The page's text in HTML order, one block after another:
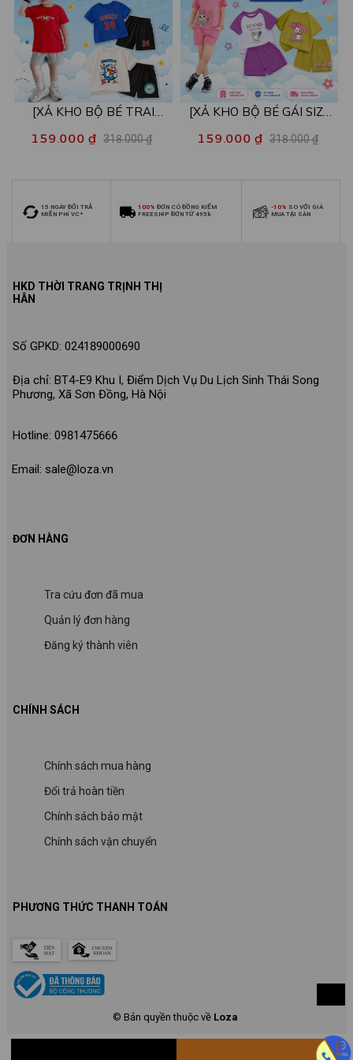
[XẢ KHO BỘ BÉ TRAI
nhiều mẫu - Quần áo bé trai
159.000 ₫ 318.000 ₫
[XẢ KHO BỘ BÉ GÁI SIZE
mẫu - Quần áo bé gái từ 26-
159.000 ₫ 318.000 ₫
15 NGÀY ĐỔI TRẢ
MIỄN PHÍ VC*
100% ĐƠN CÓ ĐỒNG KIỂM
FREESHIP ĐƠN TỪ 495k
-10% SO VỚI GIÁ
MUA TẠI SÀN
CHÍNH SÁCH
Chính sách mua hàng
Đổi trả hoàn tiền
Chính sách bảo mật
Chính sách vận chuyển
HKD THỜI TRANG TRỊNH THỊ
HÂN
Số GPKD: 024189000690
Địa chỉ: BT4-E9 Khu I, Điểm Dịch Vụ Du Lịch Sinh Thái Song
Phương, Xã Sơn Đồng, Hà Nội
Hotline: 0981475666
Email: sale@loza.vn
© Bản quyền thuộc về Loza
ĐƠN HÀNG
Tra cứu đơn đã mua
Quản lý đơn hàng
Đăng ký thành viên
PHƯƠNG THỨC THANH TOÁN